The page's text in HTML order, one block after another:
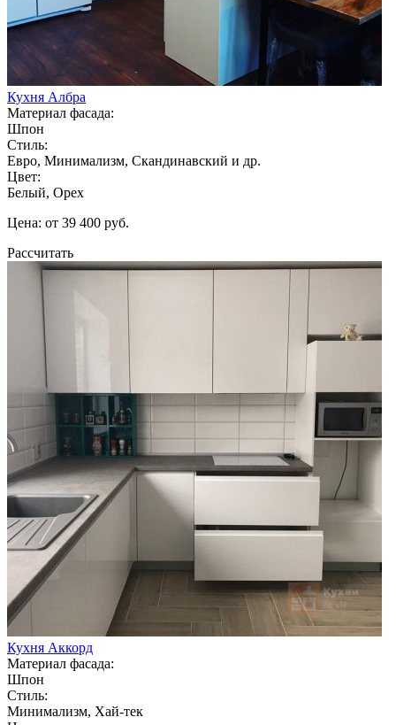
Кухня Албра
Материал фасада:
Шпон
Стиль:
Евро, Минимализм, Скандинавский и др.
Цвет:
Белый, Орех
Цена: от 39 400 руб.
Рассчитать
Кухня Аккорд
Материал фасада:
Шпон
Стиль:
Минимализм, Хай-тек